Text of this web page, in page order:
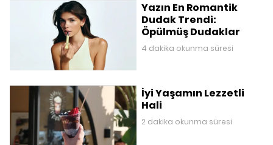
Yazın En Romantik
Dudak Trendi:
Öpülmüş Dudaklar
4 dakika okunma süresi
İyi Yaşamın Lezzetli
Hali
2 dakika okunma süresi